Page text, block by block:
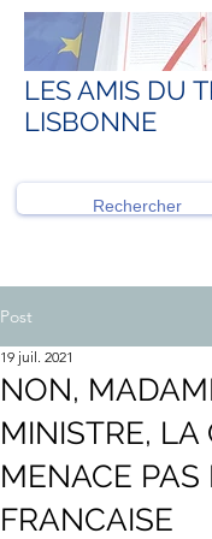
LES AMIS DU
LISBONNE
Post
NON,
MINISTRE, LA
MENACE PAS
FRANCAISE
19 juil. 2021